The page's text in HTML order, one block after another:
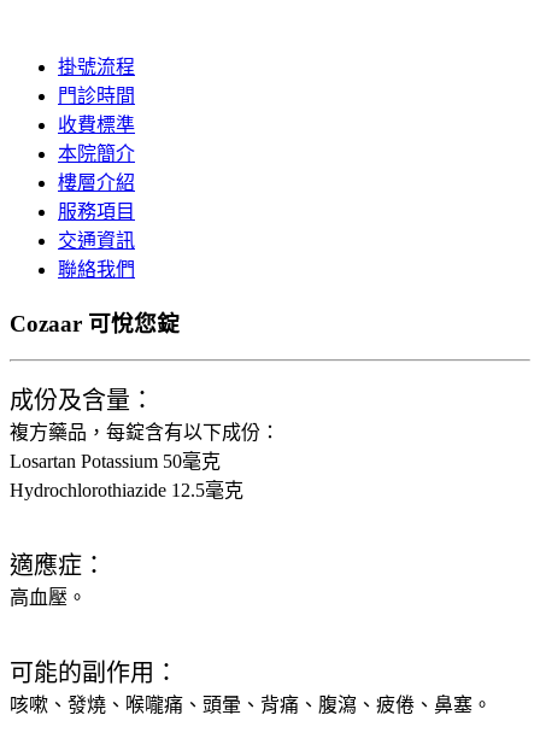
掛號流程
門診時間
收費標準
本院簡介
樓層介紹
服務項目
交通資訊
聯絡我們
Cozaar 可悅您錠
成份及含量：
複方藥品，每錠含有以下成份：
Losartan Potassium 50毫克
Hydrochlorothiazide 12.5毫克
適應症：
高血壓。
可能的副作用：
咳嗽、發燒、喉嚨痛、頭暈、背痛、腹瀉、疲倦、鼻塞。